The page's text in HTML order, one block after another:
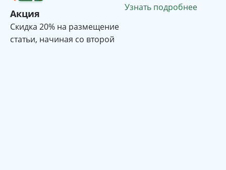
Акция
Cкидка 20% на размещение
статьи, начиная со второй
Узнать подробнее